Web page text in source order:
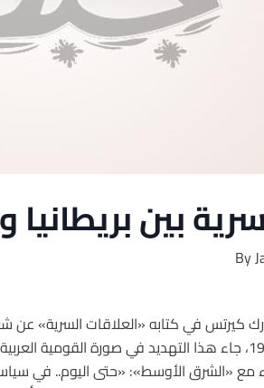
بين
By
كيرتس في كتابه «العلاقات السرية»
«الشرق الأوسط»: «حتى اليوم.. في